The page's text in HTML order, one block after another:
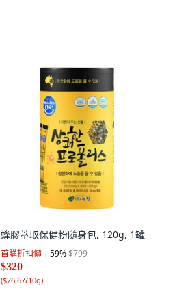
蜂膠萃取保健粉隨身包, 120g, 1罐
首購折扣價 59%$799
$320
($26.67/10g)